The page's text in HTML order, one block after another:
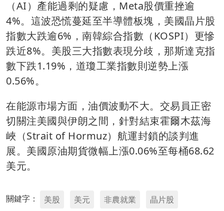
（AI）產能過剩的疑慮，Meta股價重挫逾
4%。這波恐慌蔓延至半導體板塊，美國晶片股
指數大跌逾6%，南韓綜合指數（KOSPI）更慘
跌近8%。美股三大指數表現分歧，那斯達克指
數下跌1.19%，道瓊工業指數則逆勢上漲
0.56%。
在能源市場方面，油價波動不大。交易員正密
切關注美國與伊朗之間，針對結束霍爾木茲海
峽（Strait of Hormuz）航運封鎖的談判進
展。美國原油期貨微幅上漲0.06%至每桶68.62
美元。
關鍵字： 美股 美元 非農就業 晶片股